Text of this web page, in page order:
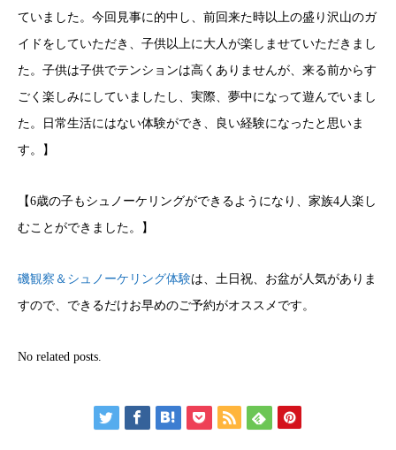
ていました。今回見事に的中し、前回来た時以上の盛り沢山のガ
イドをしていただき、子供以上に大人が楽しませていただきまし
た。子供は子供でテンションは高くありませんが、来る前からす
ごく楽しみにしていましたし、実際、夢中になって遊んでいまし
た。日常生活にはない体験ができ、良い経験になったと思いま
す。】
【6歳の子もシュノーケリングができるようになり、家族4人楽し
むことができました。】
磯観察＆シュノーケリング体験は、土日祝、お盆が人気がありま
すので、できるだけお早めのご予約がオススメです。
No related posts.